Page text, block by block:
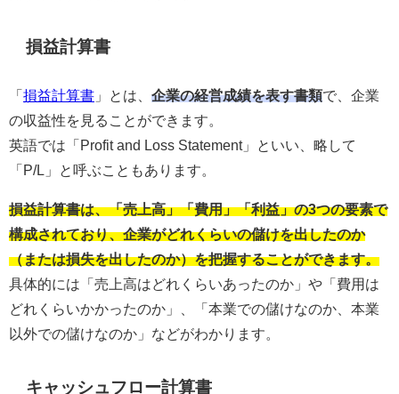
損益計算書
「 損益計算書 」とは、 企業の経営成績を表す書類で、企業
の収益性を見ることができます。
英語では「Profit and Loss Statement」といい、略して
「P/L」と呼ぶこともあります。
損益計算書は、「売上高」「費用」「利益」の3つの要素で
構成されており、企業がどれくらいの儲けを出したのか
（または損失を出したのか）を把握することができます。
具体的には「売上高はどれくらいあったのか」や「費用は
どれくらいかかったのか」、「本業での儲けなのか、本業
以外での儲けなのか」などがわかります。
キャッシュフロー計算書